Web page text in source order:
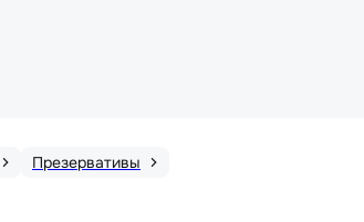
Презервативы